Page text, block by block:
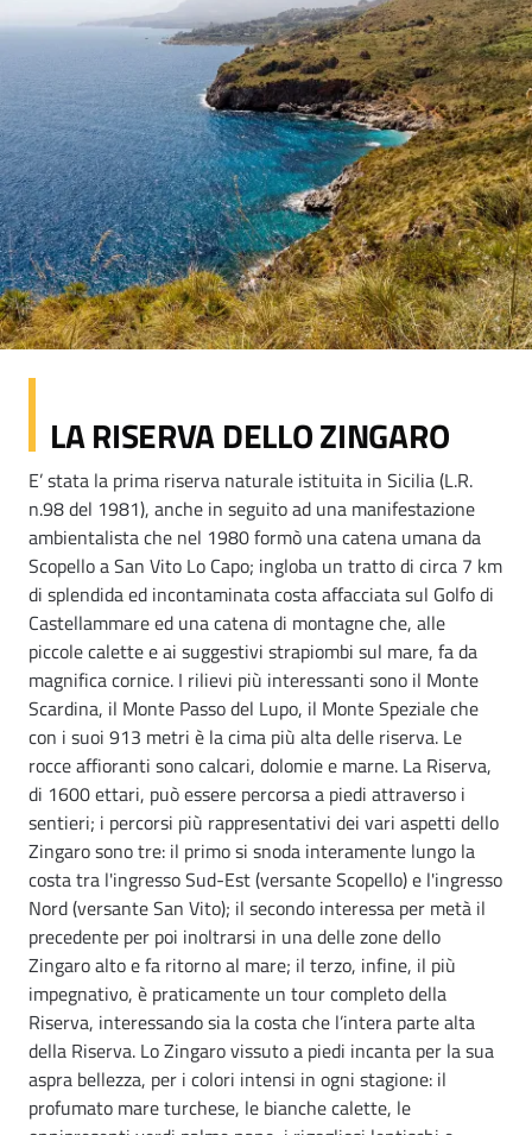
LA RISERVA DELLO ZINGARO
E’ stata la prima riserva naturale istituita in Sicilia (L.R.
n.98 del 1981), anche in seguito ad una manifestazione
ambientalista che nel 1980 formò una catena umana da
Scopello a San Vito Lo Capo; ingloba un tratto di circa 7 km
di splendida ed incontaminata costa affacciata sul Golfo di
Castellammare ed una catena di montagne che, alle
piccole calette e ai suggestivi strapiombi sul mare, fa da
magnifica cornice. I rilievi più interessanti sono il Monte
Scardina, il Monte Passo del Lupo, il Monte Speziale che
con i suoi 913 metri è la cima più alta delle riserva. Le
rocce affioranti sono calcari, dolomie e marne. La Riserva,
di 1600 ettari, può essere percorsa a piedi attraverso i
sentieri; i percorsi più rappresentativi dei vari aspetti dello
Zingaro sono tre: il primo si snoda interamente lungo la
costa tra l'ingresso Sud-Est (versante Scopello) e l'ingresso
Nord (versante San Vito); il secondo interessa per metà il
precedente per poi inoltrarsi in una delle zone dello
Zingaro alto e fa ritorno al mare; il terzo, infine, il più
impegnativo, è praticamente un tour completo della
Riserva, interessando sia la costa che l’intera parte alta
della Riserva. Lo Zingaro vissuto a piedi incanta per la sua
aspra bellezza, per i colori intensi in ogni stagione: il
profumato mare turchese, le bianche calette, le